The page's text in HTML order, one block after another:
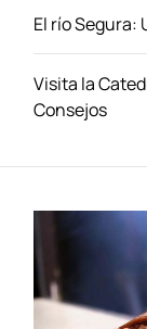
El río Segura:
Visita la
Consejos